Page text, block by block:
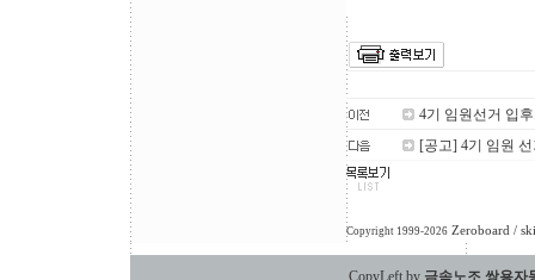
4기 임원선거 입
[공고] 4기 임원
Copyright 1999-2026 Zeroboard /
CopyLeft by 금속노조 쌍용자